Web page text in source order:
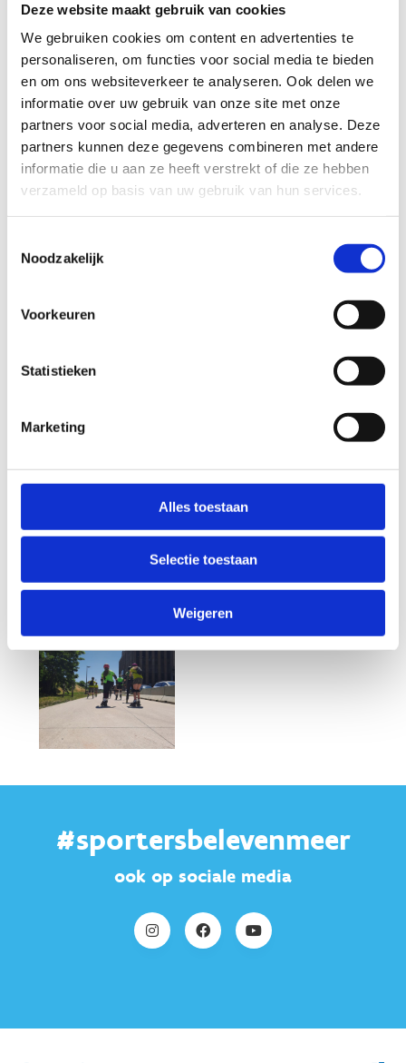
Deze website maakt gebruik van cookies
We gebruiken cookies om content en advertenties te
personaliseren, om functies voor social media te bieden
en om ons websiteverkeer te analyseren. Ook delen we
informatie over uw gebruik van onze site met onze
partners voor social media, adverteren en analyse. Deze
partners kunnen deze gegevens combineren met andere
informatie die u aan ze heeft verstrekt of die ze hebben
verzameld op basis van uw gebruik van hun services.
Noodzakelijk
Voorkeuren
Statistieken
Marketing
Alles toestaan
Selectie toestaan
Weigeren
Ideaal als je al wat ervaring hebt, maar nog niet klaar bent
voor de langste afstand.
🔴Voor ervaren skeeleraars - 29 km
Een stevige tocht voor de ervaren skeeleraar die houdt van
een sportieve uitdaging.
Extra kilometers?Je kan de route in Beringen verbinden
met de skeelerroute in Ham via twee aangeduide
Startplaatsen
#sportersbelevenmeer
ook op sociale media